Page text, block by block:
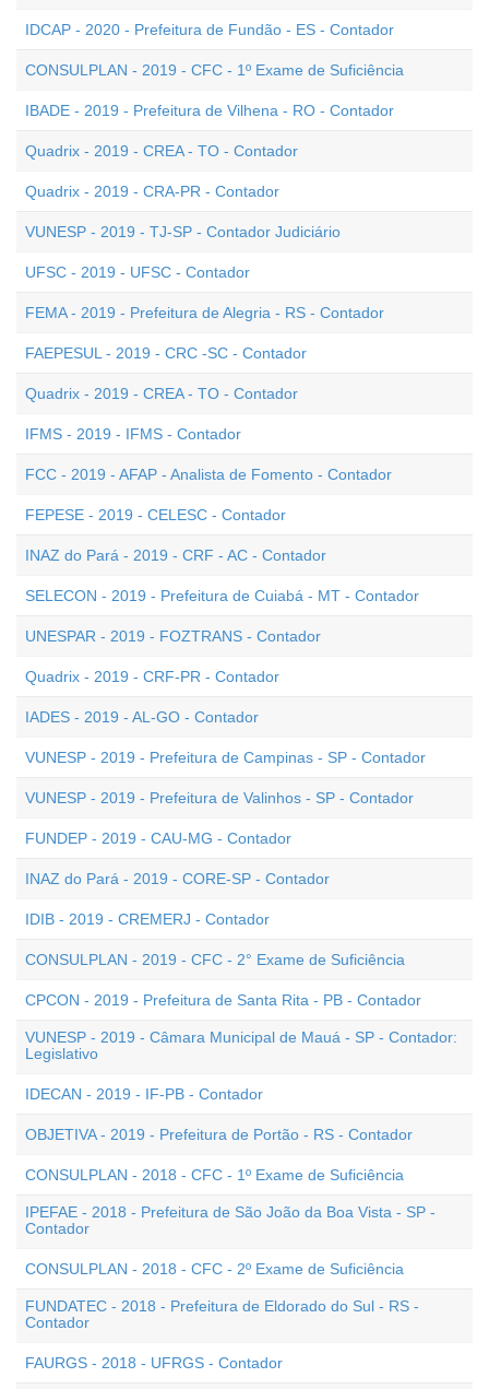
IDCAP - 2020 - Prefeitura de Fundão - ES - Contador
CONSULPLAN - 2019 - CFC - 1º Exame de Suficiência
IBADE - 2019 - Prefeitura de Vilhena - RO - Contador
Quadrix - 2019 - CREA - TO - Contador
Quadrix - 2019 - CRA-PR - Contador
VUNESP - 2019 - TJ-SP - Contador Judiciário
UFSC - 2019 - UFSC - Contador
FEMA - 2019 - Prefeitura de Alegria - RS - Contador
FAEPESUL - 2019 - CRC -SC - Contador
Quadrix - 2019 - CREA - TO - Contador
IFMS - 2019 - IFMS - Contador
FCC - 2019 - AFAP - Analista de Fomento - Contador
FEPESE - 2019 - CELESC - Contador
INAZ do Pará - 2019 - CRF - AC - Contador
SELECON - 2019 - Prefeitura de Cuiabá - MT - Contador
UNESPAR - 2019 - FOZTRANS - Contador
Quadrix - 2019 - CRF-PR - Contador
IADES - 2019 - AL-GO - Contador
VUNESP - 2019 - Prefeitura de Campinas - SP - Contador
VUNESP - 2019 - Prefeitura de Valinhos - SP - Contador
FUNDEP - 2019 - CAU-MG - Contador
INAZ do Pará - 2019 - CORE-SP - Contador
IDIB - 2019 - CREMERJ - Contador
CONSULPLAN - 2019 - CFC - 2° Exame de Suficiência
CPCON - 2019 - Prefeitura de Santa Rita - PB - Contador
VUNESP - 2019 - Câmara Municipal de Mauá - SP - Contador:
Legislativo
IDECAN - 2019 - IF-PB - Contador
OBJETIVA - 2019 - Prefeitura de Portão - RS - Contador
CONSULPLAN - 2018 - CFC - 1º Exame de Suficiência
IPEFAE - 2018 - Prefeitura de São João da Boa Vista - SP -
Contador
CONSULPLAN - 2018 - CFC - 2º Exame de Suficiência
FUNDATEC - 2018 - Prefeitura de Eldorado do Sul - RS -
Contador
FAURGS - 2018 - UFRGS - Contador